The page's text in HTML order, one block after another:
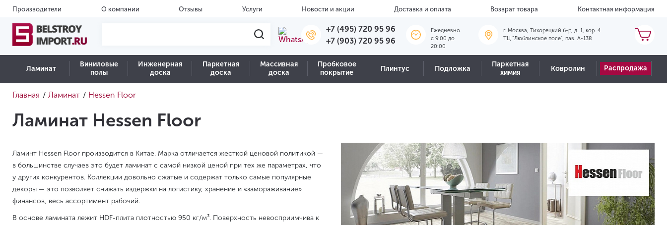
Производители О компании Отзывы Услуги Новости и акции Доставка и оплата Возврат товара Контактная информация
+7 (495) 720 95 96
+7 (903) 720 95 96
Ежедневно
c 9:00 до
20:00
г. Москва, Тихорецкий б-р, д. 1, кор. 4
ТЦ "Люблинское поле", пав. А-138
Ламинат
Виниловые
полы
Инженерная
доска
Паркетная
доска
Массивная
доска
Пробковое
покрытие
Плинтус Подложка
Паркетная
химия
Ковролин Распродажа
Главная / Ламинат / Hessen Floor
Ламинат Hessen Floor
Ламинт Hessen Floor производится в Китае. Марка отличается жесткой ценовой политикой —
в большинстве случаев это будет ламинат с самой низкой ценой при тех же параметрах, что
у других конкурентов. Коллекции довольно сжатые и содержат только самые популярные
декоры — это позволяет снижать издержки на логистику, хранение и «замораживание»
финансов, весь ассортимент рабочий.
В основе ламината лежит HDF-плита плотностью 950 кг/м³. Поверхность невосприимчива к